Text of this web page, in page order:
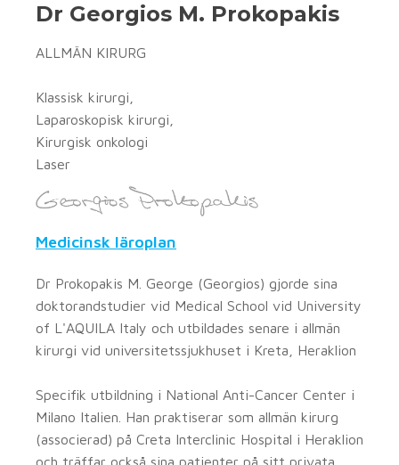
Dr Georgios M. Prokopakis
ALLMÄN KIRURG
Klassisk kirurgi,
Laparoskopisk kirurgi,
Kirurgisk onkologi
Laser
Medicinsk läroplan
Dr Prokopakis M. George (Georgios) gjorde sina
doktorandstudier vid Medical School vid University
of L'AQUILA Italy och utbildades senare i allmän
kirurgi vid universitetssjukhuset i Kreta, Heraklion
Specifik utbildning i National Anti-Cancer Center i
Milano Italien. Han praktiserar som allmän kirurg
(associerad) på Creta Interclinic Hospital i Heraklion
och träffar också sina patienter på sitt privata